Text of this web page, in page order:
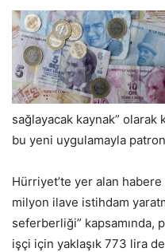
sağlayacak kaynak” olarak
bu yeni uygulamayla
Hürriyet’te yer alan
milyon ilave istihdam
seferberliği” kapsamında,
işçi için yaklaşık 773 lira